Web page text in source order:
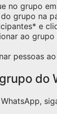
no grupo
grupo na
e
ao grupo
pessoas
do